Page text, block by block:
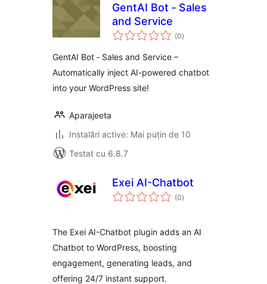
GentAI Bot ‑ Sales
and Service
(0total
aprecieri
)
GentAI Bot ‑ Sales and Service –
Automatically inject AI-powered chatbot
into your WordPress site!
Aparajeeta
Instalări active: Mai puțin de 10
Testat cu 6.8.7
Exei AI-Chatbot
(0total
aprecieri
)
The Exei AI-Chatbot plugin adds an AI
Chatbot to WordPress, boosting
engagement, generating leads, and
offering 24/7 instant support.